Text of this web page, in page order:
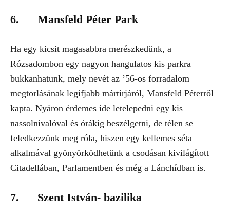
6. Mansfeld Péter Park
Ha egy kicsit magasabbra merészkedünk, a
Rózsadombon egy nagyon hangulatos kis parkra
bukkanhatunk, mely nevét az ’56-os forradalom
megtorlásának legifjabb mártírjáról, Mansfeld Péterről
kapta. Nyáron érdemes ide letelepedni egy kis
nassolnivalóval és órákig beszélgetni, de télen se
feledkezzünk meg róla, hiszen egy kellemes séta
alkalmával gyönyörködhetünk a csodásan kivilágított
Citadellában, Parlamentben és még a Lánchídban is.
7. Szent István- bazilika